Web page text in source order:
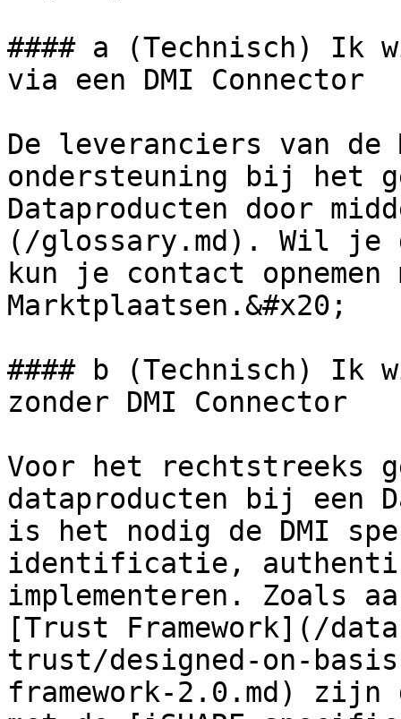
#### a (Technisch) Ik
via een DMI Connector
De leveranciers van de
ondersteuning bij het
Dataproducten door
(/glossary.md). Wil je
kun je contact opnemen
Marktplaatsen.&#x20;
#### b (Technisch) Ik
zonder DMI Connector
Voor het rechtstreeks
dataproducten bij een
is het nodig de DMI
identificatie,
implementeren. Zoals
[Trust Framework](/
trust/designed-on-
framework-2.0.md)